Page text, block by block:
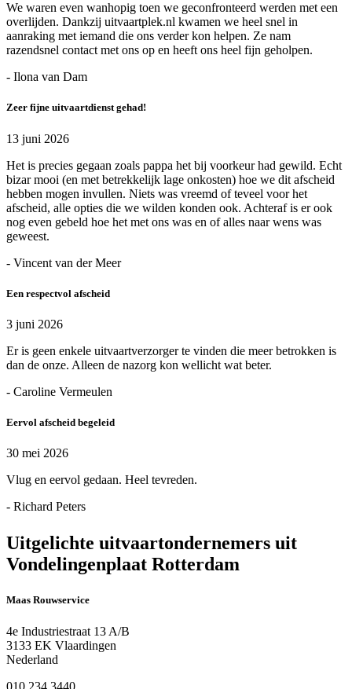
We waren even wanhopig toen we geconfronteerd werden met een
overlijden. Dankzij uitvaartplek.nl kwamen we heel snel in
aanraking met iemand die ons verder kon helpen. Ze nam
razendsnel contact met ons op en heeft ons heel fijn geholpen.
- Ilona van Dam
Zeer fijne uitvaartdienst gehad!
13 juni 2026
Het is precies gegaan zoals pappa het bij voorkeur had gewild. Echt
bizar mooi (en met betrekkelijk lage onkosten) hoe we dit afscheid
hebben mogen invullen. Niets was vreemd of teveel voor het
afscheid, alle opties die we wilden konden ook. Achteraf is er ook
nog even gebeld hoe het met ons was en of alles naar wens was
geweest.
- Vincent van der Meer
Een respectvol afscheid
3 juni 2026
Er is geen enkele uitvaartverzorger te vinden die meer betrokken is
dan de onze. Alleen de nazorg kon wellicht wat beter.
- Caroline Vermeulen
Eervol afscheid begeleid
30 mei 2026
Vlug en eervol gedaan. Heel tevreden.
- Richard Peters
Uitgelichte uitvaartondernemers uit
Vondelingenplaat Rotterdam
Maas Rouwservice
4e Industriestraat 13 A/B
3133 EK Vlaardingen
Nederland
010 234 3440